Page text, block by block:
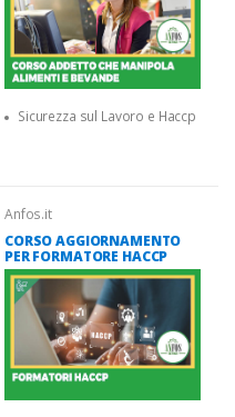
Sicurezza sul Lavoro e Haccp
Anfos.it
CORSO AGGIORNAMENTO
PER FORMATORE HACCP